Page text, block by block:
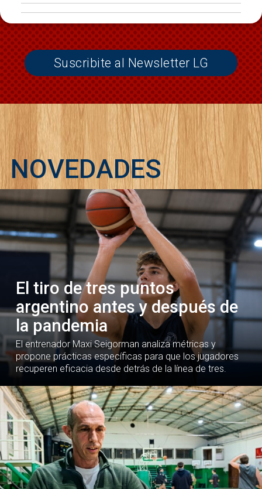
Suscribite al Newsletter LG
NOVEDADES
El tiro de tres puntos
argentino antes y después de
la pandemia
El entrenador Maxi Seigorman analiza métricas y
propone prácticas específicas para que los jugadores
recuperen eficacia desde detrás de la línea de tres.